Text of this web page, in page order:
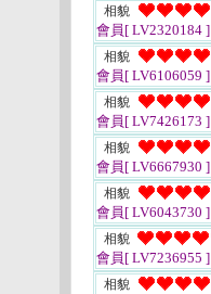
相貌
會員[ LV2320184 ]
相貌
會員[ LV6106059 ]
相貌
會員[ LV7426173 ]
相貌
會員[ LV6667930 ]
相貌
會員[ LV6043730 ]
相貌
會員[ LV7236955 ]
相貌